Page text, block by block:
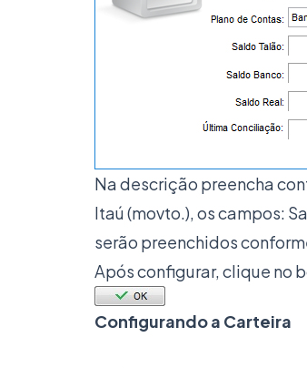
Na descrição preencha
Itaú (movto.), os campos:
serão preenchidos
Após configurar, clique no
Configurando a Carteira